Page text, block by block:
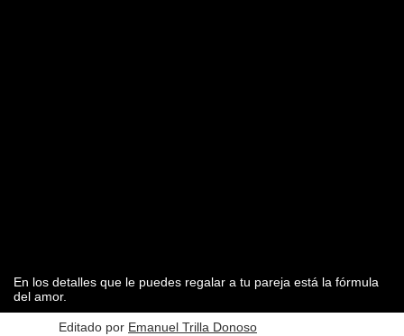
En los detalles que le puedes regalar a tu pareja está la fórmula
del amor.
Editado por Emanuel Trilla Donoso